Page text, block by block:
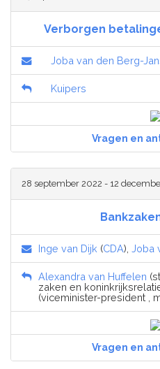
Verborgen
Joba van den Berg-
Kuipers
Vragen en
28 september 2022 - 12
Inge van Dijk (CDA), Joba
Alexandra van Huffelen
zaken en
(viceminister-president ,
Vragen en